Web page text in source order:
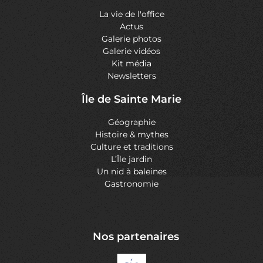
La vie de l'office
Actus
Galerie photos
Galerie vidéos
Kit média
Newsletters
Île de Sainte Marie
Géographie
Histoire & mythes
Culture et traditions
L’Île jardin
Un nid à baleines
Gastronomie
Nos partenaires